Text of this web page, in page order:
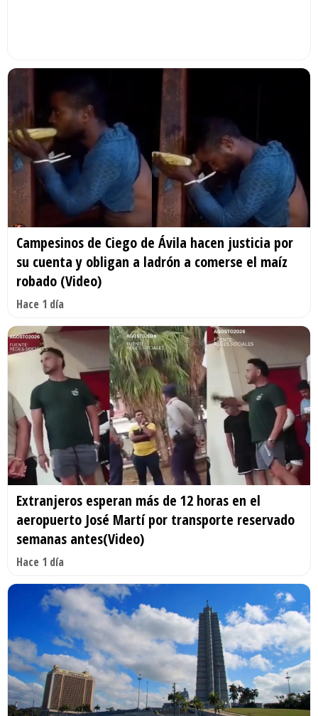
Campesinos de Ciego de Ávila hacen justicia por
su cuenta y obligan a ladrón a comerse el maíz
robado (Video)
Hace 1 día
Extranjeros esperan más de 12 horas en el
aeropuerto José Martí por transporte reservado
semanas antes(Video)
Hace 1 día